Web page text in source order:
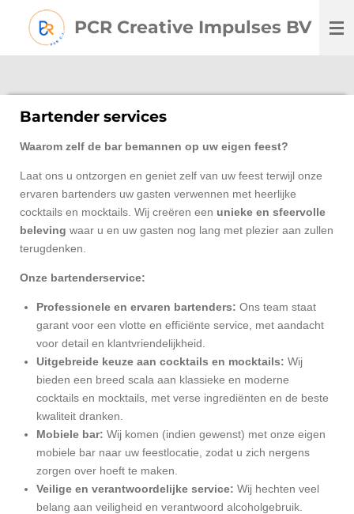
direct
PCR Creative Impulses BV
Bartender services
Waarom zelf de bar bemannen op uw eigen feest?
Laat ons u ontzorgen en geniet zelf van uw feest terwijl onze
ervaren bartenders uw gasten verwennen met heerlijke
cocktails en mocktails. Wij creëren een unieke en sfeervolle
beleving waar u en uw gasten nog lang met plezier aan zullen
terugdenken.
Onze bartenderservice:
Professionele en ervaren bartenders: Ons team staat
garant voor een vlotte en efficiënte service, met aandacht
voor detail en klantvriendelijkheid.
Uitgebreide keuze aan cocktails en mocktails: Wij
bieden een breed scala aan klassieke en moderne
cocktails en mocktails, met verse ingrediënten en de beste
kwaliteit dranken.
Mobiele bar: Wij komen (indien gewenst) met onze eigen
mobiele bar naar uw feestlocatie, zodat u zich nergens
zorgen over hoeft te maken.
Veilige en verantwoordelijke service: Wij hechten veel
belang aan veiligheid en verantwoord alcoholgebruik.